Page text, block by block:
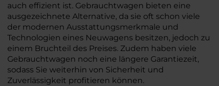
auch effizient ist. Gebrauchtwagen bieten eine
ausgezeichnete Alternative, da sie oft schon viele
der modernen Ausstattungsmerkmale und
Technologien eines Neuwagens besitzen, jedoch zu
einem Bruchteil des Preises. Zudem haben viele
Gebrauchtwagen noch eine längere Garantiezeit,
sodass Sie weiterhin von Sicherheit und
Zuverlässigkeit profitieren können.